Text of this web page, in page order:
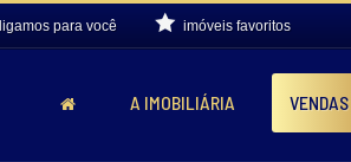
ligamos para você imóveis favoritos
A IMOBILIÁRIA VENDAS